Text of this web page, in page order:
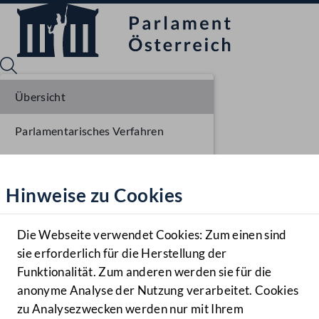
Hilfe
Benutzer
Navigationsmenü öffnen
MENÜ
Hinweise zu Cookies
Die Webseite verwendet Cookies: Zum einen sind
sie erforderlich für die Herstellung der
Funktionalität. Zum anderen werden sie für die
anonyme Analyse der Nutzung verarbeitet. Cookies
zu Analysezwecken werden nur mit Ihrem
Übersicht
Parlamentarisches Verfahren
Liste der Rednerinnen und Redner
Sitzungsdokumente